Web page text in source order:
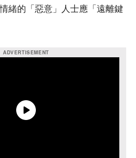
緒的「惡意」人士應「遠離鍵